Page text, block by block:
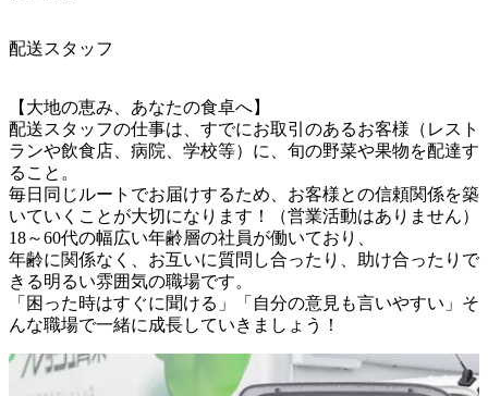
配送スタッフ
【大地の恵み、あなたの食卓へ】
配送スタッフの仕事は、すでにお取引のあるお客様（レスト
ランや飲食店、病院、学校等）に、旬の野菜や果物を配達す
ること。
毎日同じルートでお届けするため、お客様との信頼関係を築
いていくことが大切になります！（営業活動はありません）
18～60代の幅広い年齢層の社員が働いており、
年齢に関係なく、お互いに質問し合ったり、助け合ったりで
きる明るい雰囲気の職場です。
「困った時はすぐに聞ける」「自分の意見も言いやすい」そ
んな職場で一緒に成長していきましょう！